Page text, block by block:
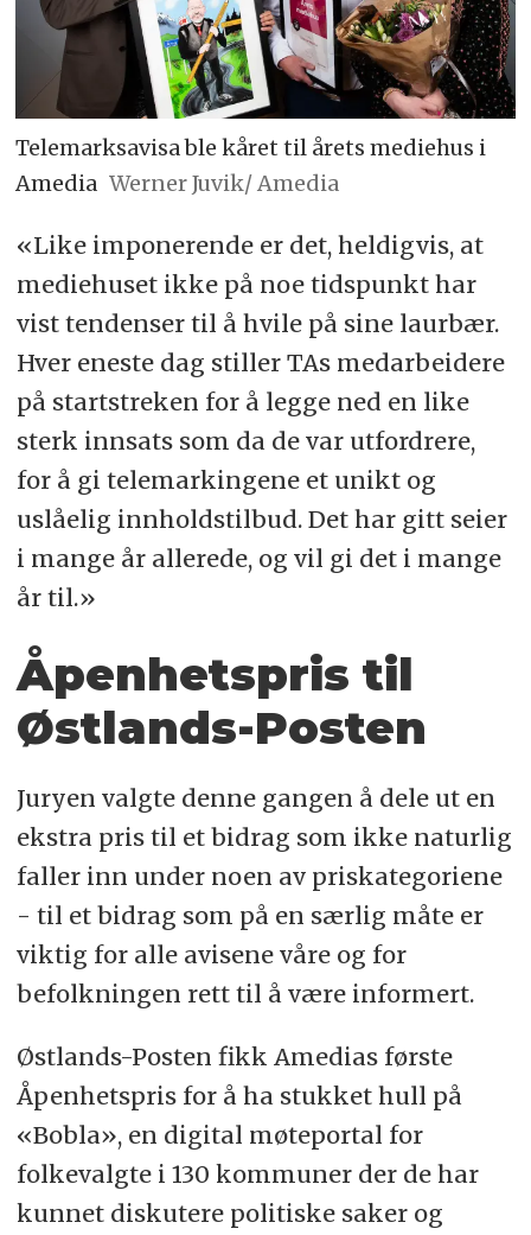
Telemarksavisa ble kåret til årets mediehus i
Amedia Werner Juvik/ Amedia
«Like imponerende er det, heldigvis, at
mediehuset ikke på noe tidspunkt har
vist tendenser til å hvile på sine laurbær.
Hver eneste dag stiller TAs medarbeidere
på startstreken for å legge ned en like
sterk innsats som da de var utfordrere,
for å gi telemarkingene et unikt og
uslåelig innholdstilbud. Det har gitt seier
i mange år allerede, og vil gi det i mange
år til.»
Åpenhetspris til
Østlands-Posten
Juryen valgte denne gangen å dele ut en
ekstra pris til et bidrag som ikke naturlig
faller inn under noen av priskategoriene
- til et bidrag som på en særlig måte er
viktig for alle avisene våre og for
befolkningen rett til å være informert.
Østlands-Posten fikk Amedias første
Åpenhetspris for å ha stukket hull på
«Bobla», en digital møteportal for
folkevalgte i 130 kommuner der de har
kunnet diskutere politiske saker og